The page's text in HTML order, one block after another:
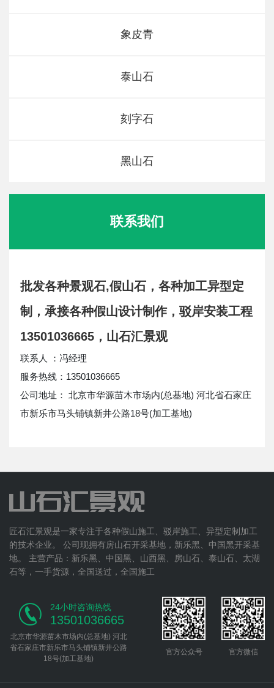
象皮青
泰山石
刻字石
黑山石
联系我们
批发各种景观石,假山石，各种加工异型定
制，承接各种假山设计制作，驳岸安装工程
13501036665，山石汇景观
联系人 ：冯经理
服务热线：13501036665
公司地址： 北京市华源苗木市场内(总基地) 河北省石家庄
市新乐市马头铺镇新井公路18号(加工基地)
匠石汇景观是一家专注于各种假山施工、驳岸施工、异型定制加工
的技术企业。 公司现拥有房山石开采基地，新乐黑、中国黑开采基
地。 主营产品：新乐黑、中国黑、山西黑、房山石、泰山石、太湖
石等，一手货源，全国送过，全国施工
24小时咨询热线
13501036665
北京市华源苗木市场内(总基地) 河北
省石家庄市新乐市马头铺镇新井公路
18号(加工基地)
官方公众号 官方微信